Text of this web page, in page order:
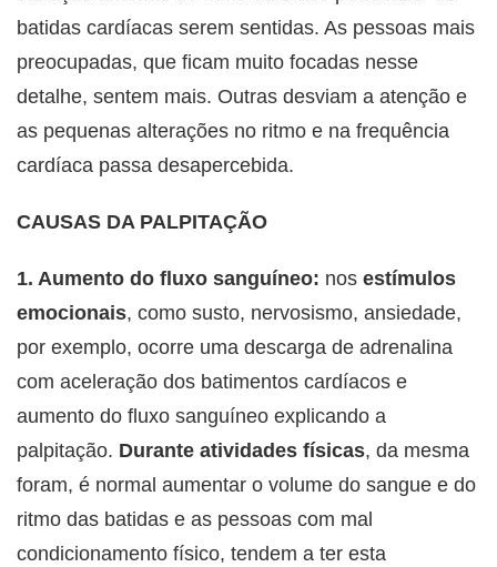
batidas cardíacas serem sentidas. As pessoas mais
preocupadas, que ficam muito focadas nesse
detalhe, sentem mais. Outras desviam a atenção e
as pequenas alterações no ritmo e na frequência
cardíaca passa desapercebida.
CAUSAS DA PALPITAÇÃO
1. Aumento do fluxo sanguíneo: nos estímulos
emocionais, como susto, nervosismo, ansiedade,
por exemplo, ocorre uma descarga de adrenalina
com aceleração dos batimentos cardíacos e
aumento do fluxo sanguíneo explicando a
palpitação. Durante atividades físicas, da mesma
foram, é normal aumentar o volume do sangue e do
ritmo das batidas e as pessoas com mal
condicionamento físico, tendem a ter esta